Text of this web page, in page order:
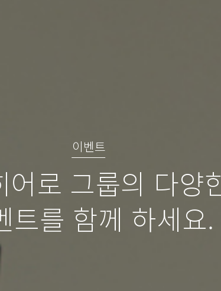
이벤트
어로 그룹의 다양
트를 함께 하세요.